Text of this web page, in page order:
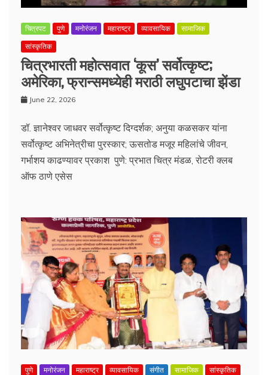
चित्रपट पुणे मनोरंजन महाराष्ट्र व्यावसायिक
सामाजिक
सांस्कृतिक
चित्रभारती महोत्सवात ‘कूस’ सर्वोत्कृष्ट;
अमेरिका, फ्रान्समध्येही मराठी लघुपटाचा झेंडा
June 22, 2026
डॉ. ज्ञानेश्वर जाधवर सर्वोत्कृष्ट दिग्दर्शक; अनुया कळसकर यांना
सर्वोत्कृष्ट अभिनेत्रीचा पुरस्कार; ऊसतोड मजूर महिलांचे जीवन,
गर्भाशय काढण्यावर प्रकाश पुणे: प्रभात चित्र मंडळ, रोटरी क्लब
ऑफ ठाणे एसेस
पुणे मनोरंजन महाराष्ट्र व्यावसायिक संगीत सामाजिक सांस्कृतिक